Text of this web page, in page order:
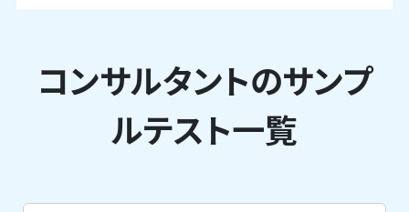
コンサルタントのサンプ
ルテスト一覧